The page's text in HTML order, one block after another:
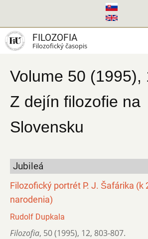
hlavný
obsah
FILOZOFIA
Filozofický časopis
Volume 50 (1995),
Z dejín filozofie na
Slovensku
Jubileá
Filozofický portrét P. J. Šafárika (k
narodenia)
Rudolf Dupkala
Filozofia, 50 (1995), 12, 803-807.